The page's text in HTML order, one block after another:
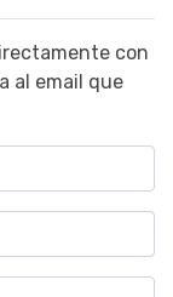
con
al email que